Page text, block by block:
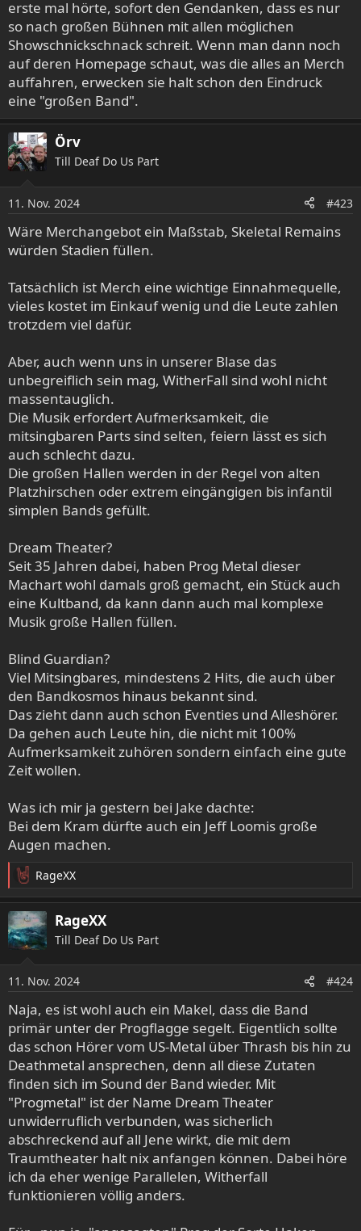
erste mal hörte, sofort den Gendanken, dass es nur
so nach großen Bühnen mit allen möglichen
Showschnickschnack schreit. Wenn man dann noch
auf deren Homepage schaut, was die alles an Merch
auffahren, erwecken sie halt schon den Eindruck
eine "großen Band".
Örv
Till Deaf Do Us Part
11. Nov. 2024 #423
Wäre Merchangebot ein Maßstab, Skeletal Remains
würden Stadien füllen.
Tatsächlich ist Merch eine wichtige Einnahmequelle,
vieles kostet im Einkauf wenig und die Leute zahlen
trotzdem viel dafür.
Aber, auch wenn uns in unserer Blase das
unbegreiflich sein mag, WitherFall sind wohl nicht
massentauglich.
Die Musik erfordert Aufmerksamkeit, die
mitsingbaren Parts sind selten, feiern lässt es sich
auch schlecht dazu.
Die großen Hallen werden in der Regel von alten
Platzhirschen oder extrem eingängigen bis infantil
simplen Bands gefüllt.
Dream Theater?
Seit 35 Jahren dabei, haben Prog Metal dieser
Machart wohl damals groß gemacht, ein Stück auch
eine Kultband, da kann dann auch mal komplexe
Musik große Hallen füllen.
Blind Guardian?
Viel Mitsingbares, mindestens 2 Hits, die auch über
den Bandkosmos hinaus bekannt sind.
Das zieht dann auch schon Eventies und Alleshörer.
Da gehen auch Leute hin, die nicht mit 100%
Aufmerksamkeit zuhören sondern einfach eine gute
Zeit wollen.
Was ich mir ja gestern bei Jake dachte:
Bei dem Kram dürfte auch ein Jeff Loomis große
Augen machen.
R
e
a
k
t
n
e
n
:
RageXX
RageXX
Till Deaf Do Us Part
11. Nov. 2024 #424
Naja, es ist wohl auch ein Makel, dass die Band
primär unter der Progflagge segelt. Eigentlich sollte
das schon Hörer vom US-Metal über Thrash bis hin zu
Deathmetal ansprechen, denn all diese Zutaten
finden sich im Sound der Band wieder. Mit
"Progmetal" ist der Name Dream Theater
unwiderruflich verbunden, was sicherlich
abschreckend auf all Jene wirkt, die mit dem
Traumtheater halt nix anfangen können. Dabei höre
ich da eher wenige Parallelen, Witherfall
funktionieren völlig anders.